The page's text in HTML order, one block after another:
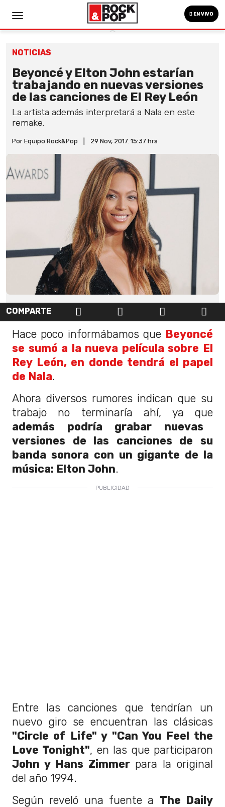
EN VIVO
NOTICIAS
Beyoncé y Elton John estarían
trabajando en nuevas versiones
de las canciones de El Rey León
La artista además interpretará a Nala en este
remake.
Por Equipo Rock&Pop 29 Nov, 2017. 15:37 hrs
COMPARTE
Hace poco informábamos que Beyoncé
se sumó a la nueva película sobre El
Rey León, en donde tendrá el papel
de Nala.
Ahora diversos rumores indican que su
trabajo no terminaría ahí, ya que
además podría grabar nuevas
versiones de las canciones de su
banda sonora con un gigante de la
música: Elton John.
Entre las canciones que tendrían un
nuevo giro se encuentran las clásicas
"Circle of Life" y "Can You Feel the
Love Tonight", en las que participaron
John y Hans Zimmerpara la original
del año 1994.
Según reveló una fuente a The Daily